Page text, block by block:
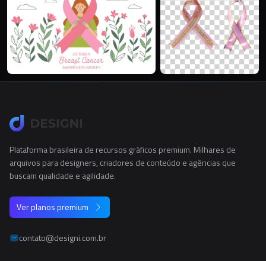
Plataforma brasileira de recursos gráficos premium. Milhares de
arquivos para designers, criadores de conteúdo e agências que
buscam qualidade e agilidade.
Ver planos premium
contato@designi.com.br